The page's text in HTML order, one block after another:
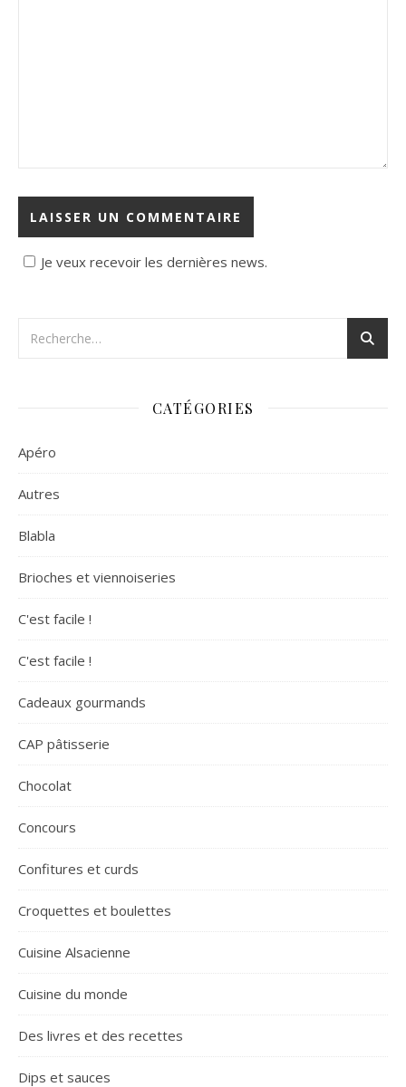
Je veux recevoir les dernières news.
CATÉGORIES
Apéro
Autres
Blabla
Brioches et viennoiseries
C'est facile !
C'est facile !
Cadeaux gourmands
CAP pâtisserie
Chocolat
Concours
Confitures et curds
Croquettes et boulettes
Cuisine Alsacienne
Cuisine du monde
Des livres et des recettes
Dips et sauces